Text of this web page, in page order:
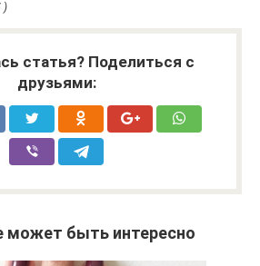
)
статья? Поделиться с
друзьями:
может быть интересно